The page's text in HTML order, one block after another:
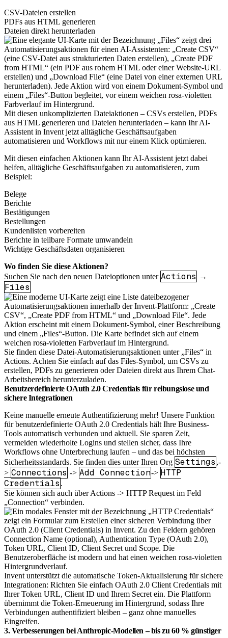
CSV-Dateien erstellen
PDFs aus HTML generieren
Dateien direkt herunterladen
Mit diesen unkomplizierten Dateiaktionen – CSVs erstellen, PDFs
aus HTML generieren und Dateien herunterladen – kann Ihr AI-
Assistent in Invent jetzt alltägliche Geschäftsaufgaben
automatisieren und Workflows mit nur einem Klick optimieren.
Mit diesen einfachen Aktionen kann Ihr AI-Assistent jetzt dabei
helfen, alltägliche Geschäftsaufgaben zu automatisieren, zum
Beispiel:
Belege
Berichte
Bestätigungen
Bestellungen
Kundenlisten vorbereiten
Berichte in teilbare Formate umwandeln
Wichtige Geschäftsdaten organisieren
Wo finden Sie diese Aktionen?
Suchen Sie nach den neuen Dateioptionen unter Actions →
Files
Sie finden diese Datei-Automatisierungsaktionen unter „Files“ in
Actions. Achten Sie einfach auf das Files-Symbol, um CSVs zu
erstellen, PDFs zu generieren oder Dateien direkt aus Ihrem Chat-
Arbeitsbereich herunterzuladen.
Benutzerdefinierte OAuth 2.0 Credentials für reibungslose und
sichere Integrationen
Keine manuelle erneute Authentifizierung mehr! Unsere Funktion
für benutzerdefinierte OAuth 2.0 Credentials hält Ihre Business-
Tools automatisch verbunden und aktuell. Sie sparen Zeit,
vermeiden wiederholte Logins und stellen sicher, dass Ihre
Workflows ohne Unterbrechung laufen – und das bei höchsten
Sicherheitsstandards. Sie finden dies unter Ihren Org Settings ,-
> Connections -> Add Connection-> HTTP
Credentials .
Sie können sich auch über Actions -> HTTP Request im Feld
„Connection“ verbinden.
Invent unterstützt die automatische Token-Aktualisierung für sichere
Integrationen: Richten Sie einfach OAuth 2.0 Client Credentials mit
Ihrer Token URL, Client ID und Ihrem Secret ein. Die Plattform
übernimmt die Token-Erneuerung im Hintergrund, sodass Ihre
Verbindungen authentifiziert bleiben – ganz ohne manuelles
Eingreifen.
3. Verbesserungen bei Anthropic-Modellen – bis zu 60 % günstiger